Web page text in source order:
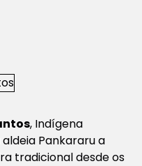
, Indígena
Pankararu a
tradicional desde os